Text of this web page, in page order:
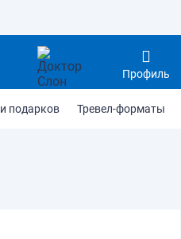
Профиль
подарков Тревел-форматы